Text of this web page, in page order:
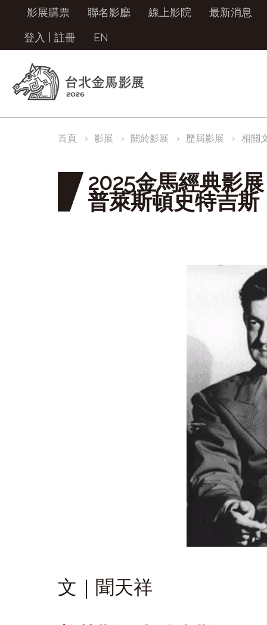
影展購票 聯名影廳 線上影院
最新消息
登入
註冊 EN
首頁 影展 關於影展 歷屆影展 相關
2025金馬經典影
普萊斯頓史特吉斯
文｜聞天祥